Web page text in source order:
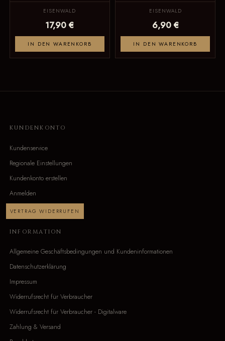
EISENWALD
17,90 €
IN DEN WARENKORB
EISENWALD
6,90 €
IN DEN WARENKORB
KUNDENKONTO
Kundenservice
Regionale Einstellungen
Kundenkonto erstellen
Anmelden
VERTRAG WIDERRUFEN
INFORMATION
Allgemeine Geschäftsbedingungen und Kundeninformationen
Datenschutzerklärung
Impressum
Widerrufsrecht für Verbraucher
Widerrufsrecht für Verbraucher - Digitalware
Zahlung & Versand